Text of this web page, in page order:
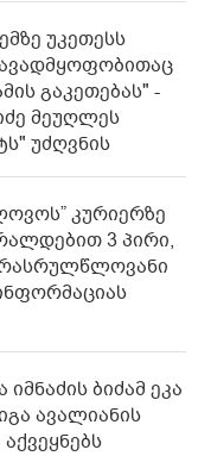
უკეთესს
გაკეთებას" -
მეუღლეს
უძღვნის
კურიერზე
3 პირი,
იმნაძის ბიძამ ეკა
ავალიანის